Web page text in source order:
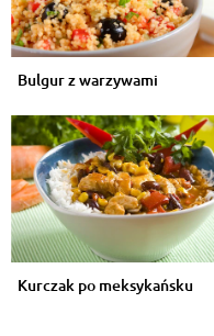
Bulgur z warzywami
Kurczak po meksykańsku